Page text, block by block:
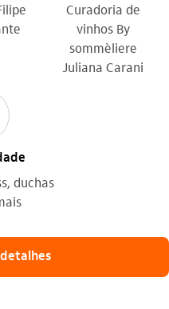
Curadoria de
vinhos By
sommèliere
Juliana Carani
duchas